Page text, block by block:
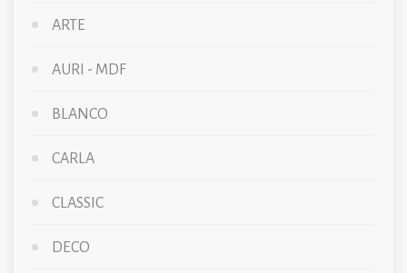
ARTE
AURI - MDF
BLANCO
CARLA
CLASSIC
DECO